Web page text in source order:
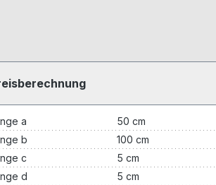
a
50 cm
b
100 cm
c
5 cm
d
5 cm